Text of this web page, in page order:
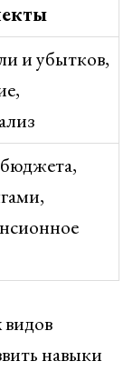
и убытков,
навыки